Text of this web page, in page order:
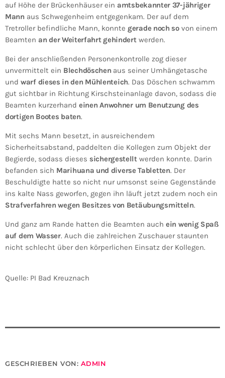
auf Höhe der Brückenhäuser ein amtsbekannter 37-jähriger
Mannaus Schwegenheim entgegenkam. Der auf dem
Tretroller befindliche Mann, konnte gerade noch sovon einem
Beamten an der Weiterfahrt gehindertwerden.
Bei der anschließenden Personenkontrolle zog dieser
unvermittelt ein Blechdöschen aus seiner Umhängetasche
und warf dieses in den Mühlenteich. Das Döschen schwamm
gut sichtbar in Richtung Kirschsteinanlage davon, sodass die
Beamten kurzerhand einen Anwohner um Benutzung des
dortigen Bootes baten.
Mit sechs Mann besetzt, in ausreichendem
Sicherheitsabstand, paddelten die Kollegen zum Objekt der
Begierde, sodass dieses sichergestellt werden konnte. Darin
befanden sich Marihuana und diverse Tabletten. Der
Beschuldigte hatte so nicht nur umsonst seine Gegenstände
ins kalte Nass geworfen, gegen ihn läuft jetzt zudem noch ein
Strafverfahren wegen Besitzes von Betäubungsmitteln.
Und ganz am Rande hatten die Beamten auch ein wenig Spaß
auf dem Wasser. Auch die zahlreichen Zuschauer staunten
nicht schlecht über den körperlichen Einsatz der Kollegen.
Quelle: PI Bad Kreuznach
GESCHRIEBEN VON: ADMIN